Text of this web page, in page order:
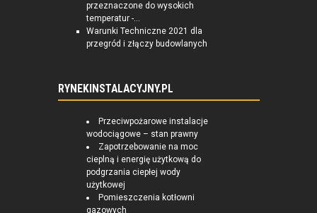
przeznaczone do wysokich
temperatur -...
Warunki Techniczne 2021 dla
przegród i złączy budowlanych
RYNEKINSTALACYJNY.PL
Przeciwpożarowe instalacje
wodociągowe – stan prawny
Zapotrzebowanie na moc
cieplną i energię użytkową do
podgrzania ciepłej wody
użytkowej
Pomieszczenia kotłowni
gazowych